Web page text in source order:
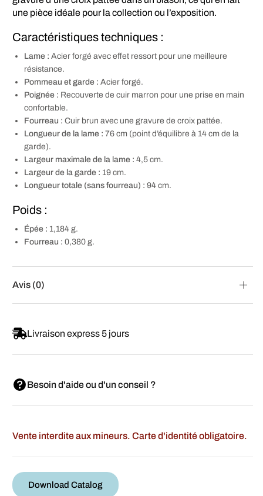
une pièce idéale pour la collection ou l’exposition.
Caractéristiques techniques :
Lame : Acier forgé avec effet ressort pour une meilleure
résistance.
Pommeau et garde : Acier forgé.
Poignée : Recouverte de cuir marron pour une prise en main
confortable.
Fourreau : Cuir brun avec une gravure de croix pattée.
Longueur de la lame : 76 cm (point d’équilibre à 14 cm de la
garde).
Largeur maximale de la lame : 4,5 cm.
Largeur de la garde : 19 cm.
Longueur totale (sans fourreau) : 94 cm.
Poids :
Épée : 1,184 g.
Fourreau : 0,380 g.
Avis (0)
Livraison express 5 jours
Besoin d'aide ou d'un conseil ?
Vente interdite aux mineurs. Carte d'identité obligatoire.
Download Catalog